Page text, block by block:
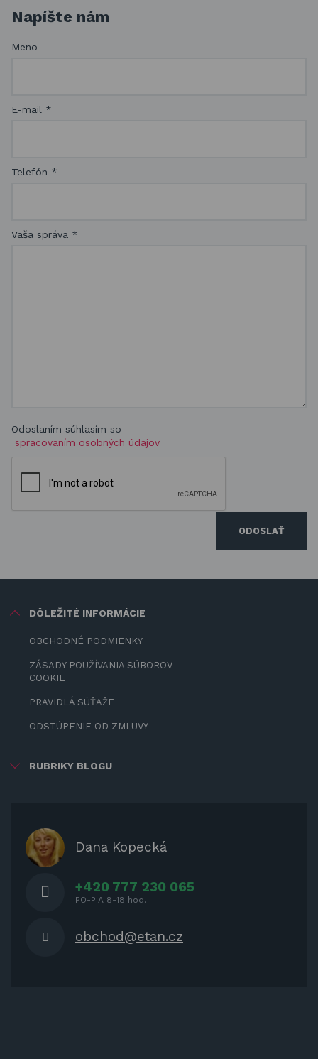
Napíšte nám
Meno
E-mail *
Telefón *
Vaša správa *
Odoslaním súhlasím so
spracovaním osobných údajov
ODOSLAŤ
DÔLEŽITÉ INFORMÁCIE
OBCHODNÉ PODMIENKY
ZÁSADY POUŽÍVANIA SÚBOROV
COOKIE
PRAVIDLÁ SÚŤAŽE
ODSTÚPENIE OD ZMLUVY
RUBRIKY BLOGU
OCHRANNÉ KRYTY PRE
ZÁHRADNÝ NÁBYTOK
Dana Kopecká
+420 777 230 065
PO-PIA 8-18 hod.
obchod@etan.cz